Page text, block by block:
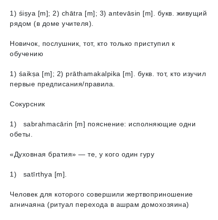
1) śiṣyа [m]; 2) chātrа [m]; 3) аntevāsin [m]. букв. живущий
рядом (в доме учителя).
Новичок, послушник, тот, кто только приступил к
обучению
1) śaikṣа [m]; 2) prāthamakalpikа [m]. букв. тот, кто изучил
первые предписания/правила.
Сокурсник
1) sabrahmacārin [m] пояснение: исполняющие одни
обеты.
«Духовная братия» — те, у кого один гуру
1) satīrthyа [m].
Человек для которого совершили жертвоприношение
агничаяна (ритуал перехода в ашрам домохозяина)